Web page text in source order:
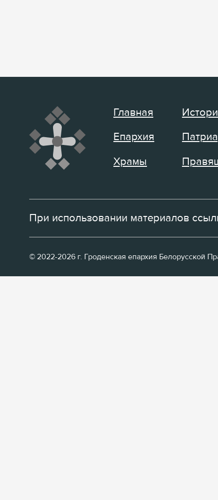
Главная
Епархия
Храмы
При использовании материалов
© 2022-2026 г. Гроденская епархия Белорусской